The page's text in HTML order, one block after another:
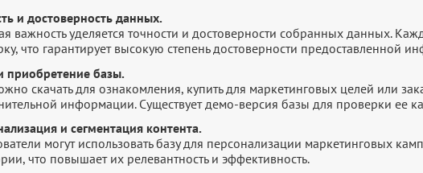
и достоверность данных.
важность уделяется точности и достоверности собранных данных.
что гарантирует высокую степень достоверности предоставленной
приобретение базы.
скачать для ознакомления, купить для маркетинговых целей или
информации. Существует демо-версия базы для проверки ее
и сегментация контента.
могут использовать базу для персонализации маркетинговых
что повышает их релевантность и эффективность.